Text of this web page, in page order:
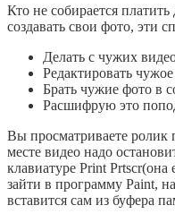
Кто не собирается
создавать свои фото, эти
Делать с чужих
Редактировать
Брать чужие фото в
Расшифрую это
Вы просматриваете
месте видео надо
клавиатуре Print Prtscr(она
зайти в программу Paint,
вставится сам из буфера